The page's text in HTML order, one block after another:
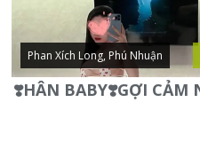
Phan Xích Long, Phú Nhuận